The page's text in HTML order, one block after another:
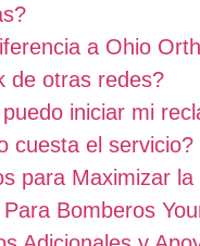
a Ohio
de otras redes?
iniciar mi
cuesta el servicio?
para Maximizar
Bomberos